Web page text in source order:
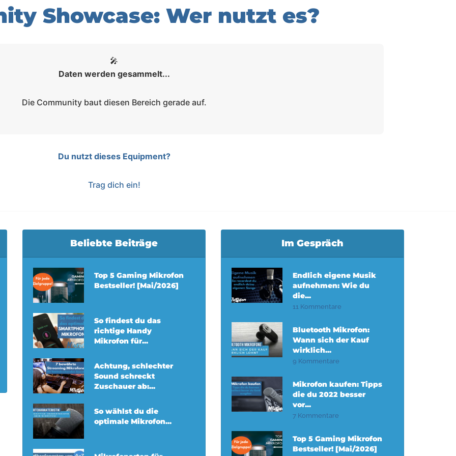
Showcase: Wer nutzt es?
🎤
Daten werden gesammelt...
Die Community baut diesen Bereich gerade auf.
Du nutzt dieses Equipment?
Trag dich ein!
Beliebte Beiträge
Top 5 Gaming Mikrofon
Bestseller! [Mai/2026]
So findest du das
richtige Handy
Mikrofon für...
Achtung, schlechter
Sound schreckt
Zuschauer ab:...
So wählst du die
optimale Mikrofon...
Im Gespräch
Endlich eigene Musik
aufnehmen: Wie du
die...
11 Kommentare
Bluetooth Mikrofon:
Wann sich der Kauf
wirklich...
9 Kommentare
Mikrofon kaufen: Tipps
die du 2022 besser
vor...
7 Kommentare
Top 5 Gaming Mikrofon
Bestseller! [Mai/2026]